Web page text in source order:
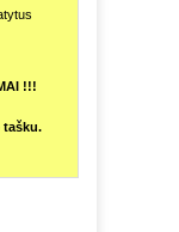
!!!
tašku.